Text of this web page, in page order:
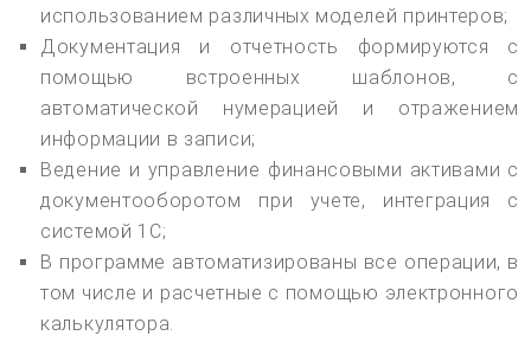
использованием различных моделей принтеров;
Документация и отчетность формируются с
помощью встроенных шаблонов, с
автоматической нумерацией и отражением
информации в записи;
Ведение и управление финансовыми активами с
документооборотом при учете, интеграция с
системой 1С;
В программе автоматизированы все операции, в
том числе и расчетные с помощью электронного
калькулятора.